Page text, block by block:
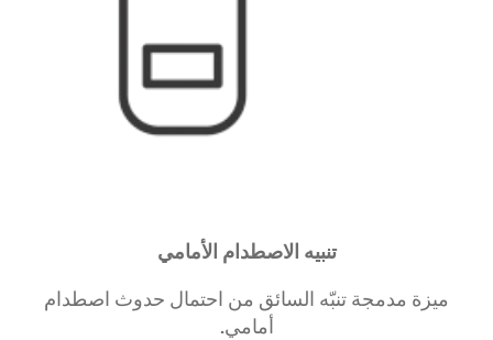
تنبيه الاصطدام الأمامي
ميزة مدمجة تنبّه السائق من احتمال حدوث اصطدام
أمامي.